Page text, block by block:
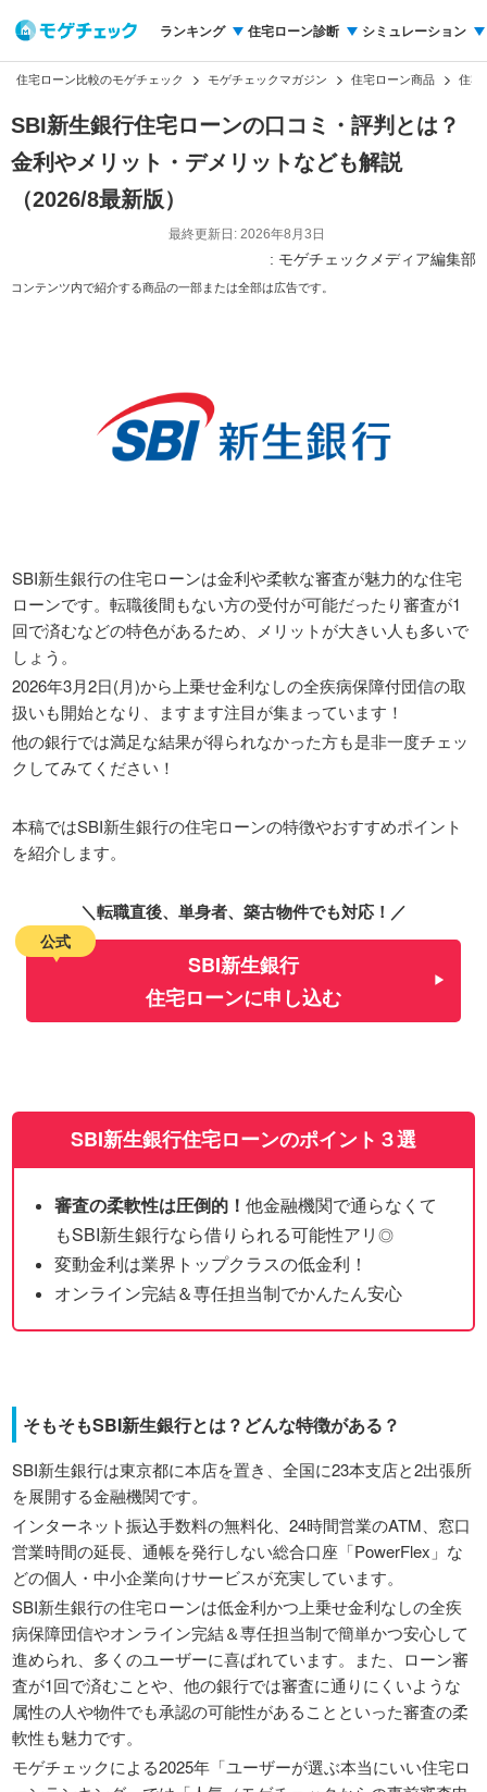
ランキング 住宅ローン診断 シミュレーション
住宅ローン比較のモゲチェック モゲチェックマガジン 住宅ローン商品 住宅
SBI新生銀行住宅ローンの口コミ・評判とは？
金利やメリット・デメリットなども解説
（2026/8最新版）
最終更新日: 2026年8月3日
: モゲチェックメディア編集部
コンテンツ内で紹介する商品の一部または全部は広告です。
SBI新生銀行の住宅ローンは金利や柔軟な審査が魅力的な住宅
ローンです。転職後間もない方の受付が可能だったり審査が1
回で済むなどの特色があるため、メリットが大きい人も多いで
しょう。
2026年3月2日(月)から上乗せ金利なしの全疾病保障付団信の取
扱いも開始となり、ますます注目が集まっています！
他の銀行では満足な結果が得られなかった方も是非一度チェッ
クしてみてください！
本稿ではSBI新生銀行の住宅ローンの特徴やおすすめポイント
を紹介します。
＼転職直後、単身者、築古物件でも対応！／
公式
SBI新生銀行
住宅ローンに申し込む
SBI新生銀行住宅ローンのポイント３選
審査の柔軟性は圧倒的！ 他金融機関で通らなくて
もSBI新生銀行なら借りられる可能性アリ ◎
変動金利は業界トップクラスの低金利！
オンライン完結＆専任担当制でかんたん安心
そもそもSBI新生銀行とは？どんな特徴がある？
SBI新生銀行は東京都に本店を置き、全国に23本支店と2出張所
を展開する金融機関です。
インターネット振込手数料の無料化、24時間営業のATM、窓口
営業時間の延長、通帳を発行しない総合口座「PowerFlex」な
どの個人・中小企業向けサービスが充実しています。
SBI新生銀行の住宅ローンは低金利かつ上乗せ金利なしの全疾
病保障団信やオンライン完結＆専任担当制で簡単かつ安心して
進められ、多くのユーザーに喜ばれています。また、ローン審
査が1回で済むことや、他の銀行では審査に通りにくいような
属性の人や物件でも承認の可能性があることといった審査の柔
軟性も魅力です。
モゲチェックによる2025年「ユーザーが選ぶ本当にいい住宅ロ